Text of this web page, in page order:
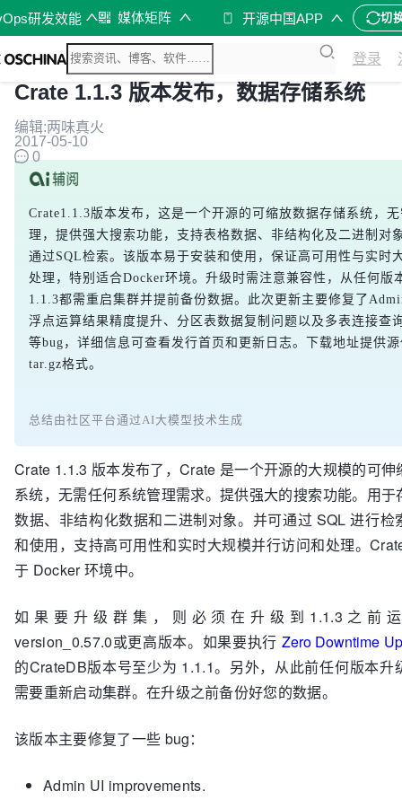
研发效能 媒体矩阵 开源中国APP 切
登录
Crate 1.1.3 版本发布，数据存储系统
编辑:两味真火
2017-05-10
0
Crate1.1.3版本发布，这是一个开源的可缩放数据存储系统，
理，提供强大搜索功能，支持表格数据、非结构化及二进制对
通过SQL检索。该版本易于安装和使用，保证高可用性与实时
处理，特别适合Docker环境。升级时需注意兼容性，从任何版
1.1.3都需重启集群并提前备份数据。此次更新主要修复了
浮点运算结果精度提升、分区表数据复制问题以及多表连接查
等bug，详细信息可查看发行首页和更新日志。下载地址提供
tar.gz格式。
总结由社区平台通过AI大模型技术生成
Crate 1.1.3 版本发布了，Crate 是一个开源的大规模的可伸
系统，无需任何系统管理需求。提供强大的搜索功能。用于
数据、非结构化数据和二进制对象。并可通过 SQL 进行检
和使用，支持高可用性和实时大规模并行访问和处理。
于 Docker 环境中。
如果要升级群集，则必须在升级到1.1.3之前运
version_0.57.0或更高版本。如果要执行 Zero Downtime
的CrateDB版本号至少为 1.1.1。另外，从此前任何版本升
需要重新启动集群。在升级之前备份好您的数据。
该版本主要修复了一些 bug：
Admin UI improvements.